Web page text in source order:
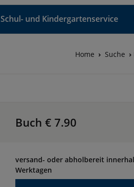
Schul- und Kindergartenservice
Home Suche
Buch € 7.90
versand- oder abholbereit
Werktagen